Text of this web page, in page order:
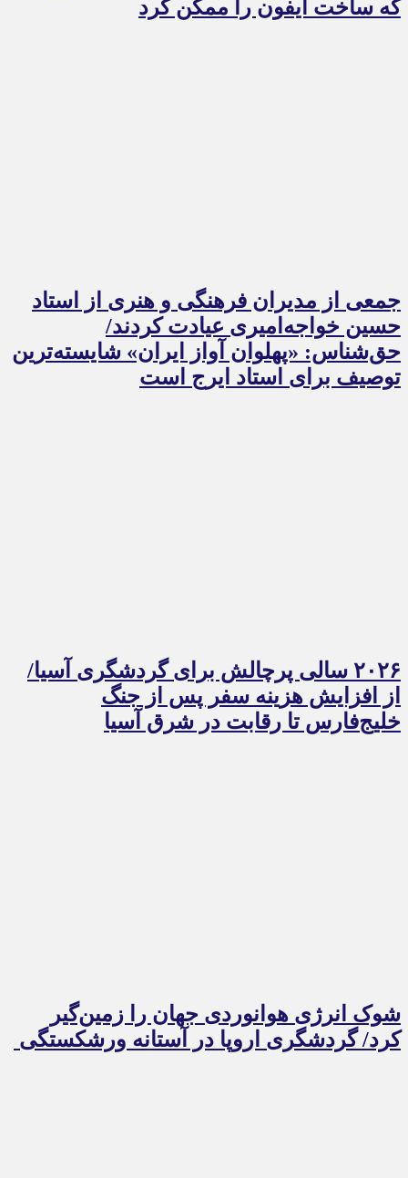
که ساخت آیفون را ممکن کرد
جمعی از مدیران فرهنگی و هنری از استاد
حسین خواجه‌امیری عیادت کردند/
حق‌شناس: «پهلوان آواز ایران» شایسته‌ترین
توصیف برای استاد ایرج است
۲۰۲۶ سالی پرچالش برای گردشگری آسیا/
از افزایش هزینه سفر پس از جنگ
خلیج‌فارس تا رقابت در شرق آسیا
شوک انرژی هوانوردی جهان را زمین‌گیر
کرد/ گردشگری اروپا در آستانه ورشکستگی